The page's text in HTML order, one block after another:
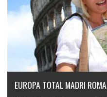
EUROPA TOTAL MADRI ROMA